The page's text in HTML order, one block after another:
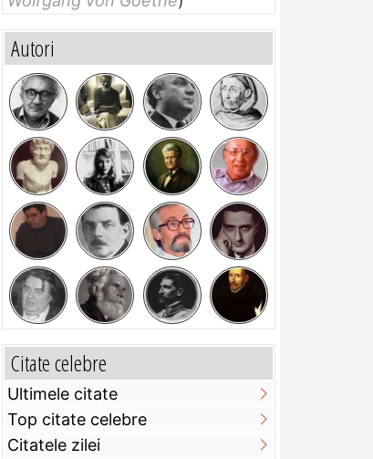
Autori
Citate celebre
Ultimele citate
Top citate celebre
Citatele zilei